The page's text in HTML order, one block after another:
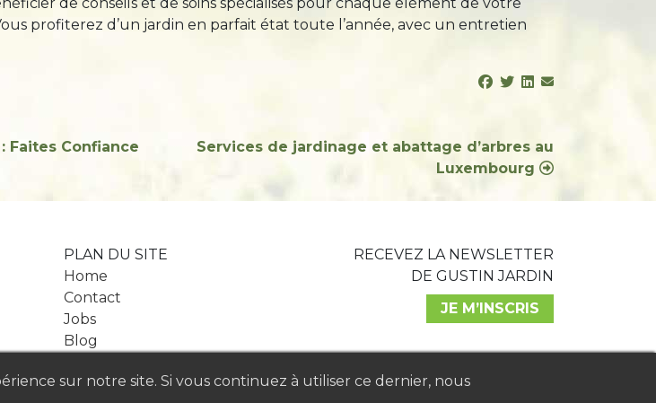
profiterez d’un jardin en parfait état toute l’année, avec un entretien
Faites Confiance
Services de jardinage et abattage d’arbres au
Luxembourg
sur notre site. Si vous continuez à utiliser ce dernier, nous
PLAN DU SITE
Home
Contact
Jobs
Blog
RECEVEZ LA NEWSLETTER
DE GUSTIN JARDIN
JE M’INSCRIS